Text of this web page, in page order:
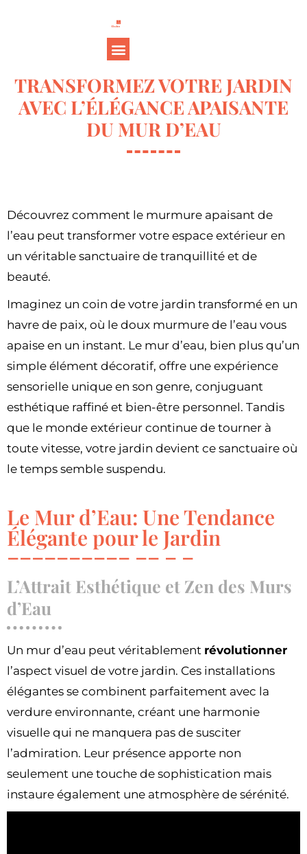
TRANSFORMEZ VOTRE JARDIN
AVEC L’ÉLÉGANCE APAISANTE
DU MUR D’EAU
Découvrez comment le murmure apaisant de
l’eau peut transformer votre espace extérieur en
un véritable sanctuaire de tranquillité et de
beauté.
Imaginez un coin de votre jardin transformé en un
havre de paix, où le doux murmure de l’eau vous
apaise en un instant. Le mur d’eau, bien plus qu’un
simple élément décoratif, offre une expérience
sensorielle unique en son genre, conjuguant
esthétique raffiné et bien-être personnel. Tandis
que le monde extérieur continue de tourner à
toute vitesse, votre jardin devient ce sanctuaire où
le temps semble suspendu.
Le Mur d’Eau: Une Tendance
Élégante pour le Jardin
L’Attrait Esthétique et Zen des Murs
d’Eau
Un mur d’eau peut véritablement révolutionner
l’aspect visuel de votre jardin. Ces installations
élégantes se combinent parfaitement avec la
verdure environnante, créant une harmonie
visuelle qui ne manquera pas de susciter
l’admiration. Leur présence apporte non
seulement une touche de sophistication mais
instaure également une atmosphère de sérénité.